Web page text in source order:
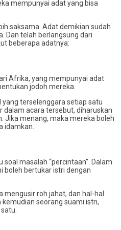
mempunyai adat yang bisa
saksama. Adat demikian sudah
Dan telah berlangsung dari
beberapa adatnya:
Afrika, yang mempunyai adat
jodoh mereka.
terselenggara setiap satu
dalam acara tersebut, diharuskan
Jika menang, maka mereka boleh
idamkan.
masalah “percintaan”. Dalam
boleh bertukar istri dengan
mengusir roh jahat, dan hal-hal
kemudian seorang suami istri,